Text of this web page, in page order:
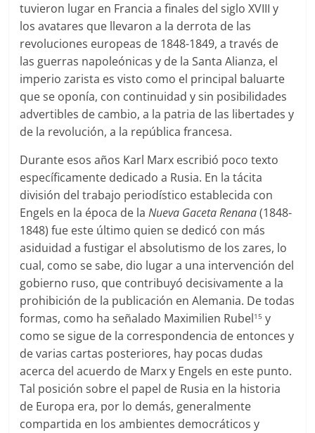
tuvieron lugar en Francia a finales del siglo XVIII y
los avatares que llevaron a la derrota de las
revoluciones europeas de 1848-1849, a través de
las guerras napoleónicas y de la Santa Alianza, el
imperio zarista es visto como el principal baluarte
que se oponía, con continuidad y sin posibilidades
advertibles de cambio, a la patria de las libertades y
de la revolución, a la república francesa.
Durante esos años Karl Marx escribió poco texto
específicamente dedicado a Rusia. En la tácita
división del trabajo periodístico establecida con
Engels en la época de laNueva Gaceta Renana(1848-
1848) fue este último quien se dedicó con más
asiduidad a fustigar el absolutismo de los zares, lo
cual, como se sabe, dio lugar a una intervención del
gobierno ruso, que contribuyó decisivamente a la
prohibición de la publicación en Alemania. De todas
formas, como ha señalado Maximilien Rubel15 y
como se sigue de la correspondencia de entonces y
de varias cartas posteriores, hay pocas dudas
acerca del acuerdo de Marx y Engels en este punto.
Tal posición sobre el papel de Rusia en la historia
de Europa era, por lo demás, generalmente
compartida en los ambientes democráticos y